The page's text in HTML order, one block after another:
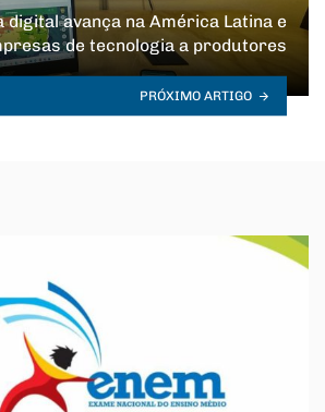
avança na América Latina e
de tecnologia a produtores
PRÓXIMO ARTIGO